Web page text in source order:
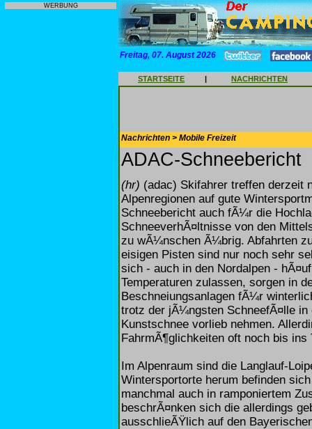
WERBUNG
Freitag, 07. August 2026
STARTSEITE | NACHRICHTEN
Nachrichten > Mobile Freizeit
ADAC-Schneebericht
(hr) (adac) Skifahrer treffen derzeit
Alpenregionen auf gute
Schneebericht auch fÃ¼r die
SchneeverhÃ¤ltnisse von den
zu wÃ¼nschen Ã¼brig. Abfahrten
eisigen Pisten sind nur noch sehr
sich - auch in den Nordalpen -
Temperaturen zulassen, sorgen in
Beschneiungsanlagen fÃ¼r
trotz der jÃ¼ngsten SchneefÃ¤lle
Kunstschnee vorlieb nehmen.
FahrmÃ¶glichkeiten oft noch bis ins
Im Alpenraum sind die Langlauf-
Wintersportorte herum befinden
manchmal auch in ramponiertem
beschrÃ¤nken sich die allerdings
ausschlieÃŸlich auf den